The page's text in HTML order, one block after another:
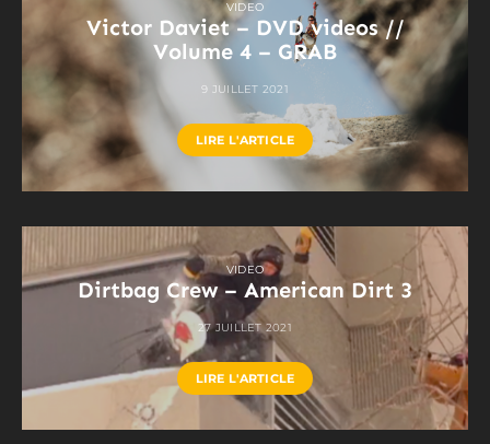
VIDEO
Victor Daviet – DVD videos //
Volume 4 – GRAB
9 JUILLET 2021
LIRE L'ARTICLE
VIDEO
Dirtbag Crew – American Dirt 3
27 JUILLET 2021
LIRE L'ARTICLE